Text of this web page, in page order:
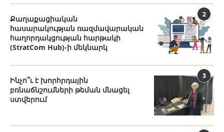
2
Քաղաքացիական
հասարակության ռազմավարական
հաղորդակցության հարթակի
(StratCom Hub)-ի մեկնարկ
3
Ինչո՞ւ է խորհրդային
բռնաճնշումների թեման մնացել
ստվերում